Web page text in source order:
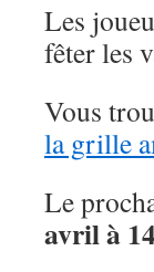
Les
fêter les
Vous
la grille
Le
avril à